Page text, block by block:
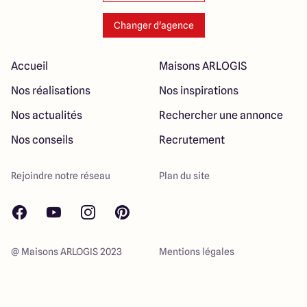
Changer d'agence
Accueil
Maisons ARLOGIS
Nos réalisations
Nos inspirations
Nos actualités
Rechercher une annonce
Nos conseils
Recrutement
Mentions légales
Rejoindre notre réseau Plan du site
@ Maisons ARLOGIS 2023